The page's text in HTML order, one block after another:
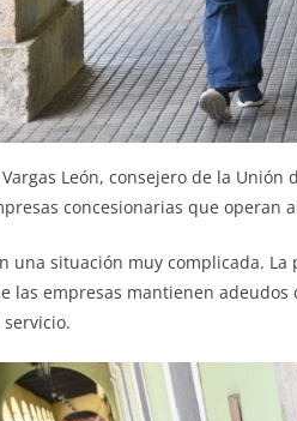
León, consejero de la
concesionarias que operan
una situación muy complicada.
las empresas mantienen adeudos